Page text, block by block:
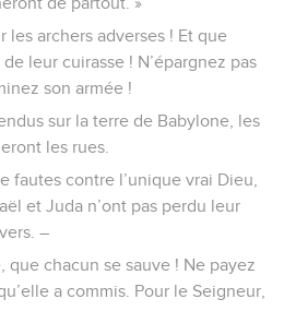
les archers adverses ! Et que
leur cuirasse ! N’épargnez pas
son armée !
sur la terre de Babylone, les
les rues.
fautes contre l’unique vrai Dieu,
et Juda n’ont pas perdu leur
–
que chacun se sauve ! Ne payez
a commis. Pour le Seigneur,